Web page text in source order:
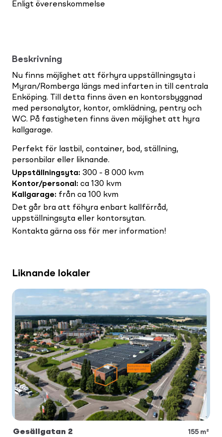
Enligt överenskommelse
Beskrivning
Nu finns möjlighet att förhyra uppställningsyta i
Myran/Romberga längs med infarten in till centrala
Enköping. Till detta finns även en kontorsbyggnad
med personalytor, kontor, omklädning, pentry och
WC. På fastigheten finns även möjlighet att hyra
kallgarage.
Perfekt för lastbil, container, bod, ställning,
personbilar eller liknande.
Uppställningsyta: 300 - 8 000 kvm
Kontor/personal : ca 130 kvm
Kallgarage: från ca 100 kvm
Det går bra att föhyra enbart kallförråd,
uppställningsyta eller kontorsytan.
Kontakta gärna oss för mer information!
Liknande lokaler
Gesällgatan 2
155 m²